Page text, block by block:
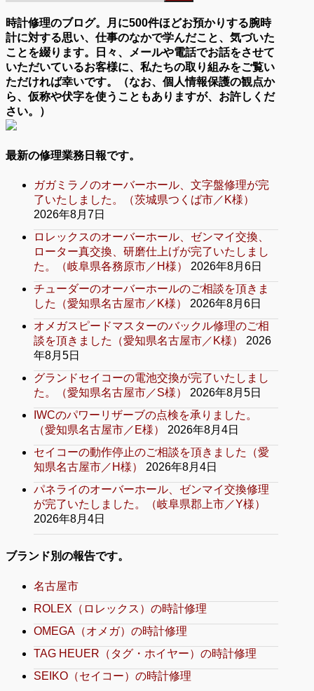
時計修理のブログ。月に500件ほどお預かりする腕時
計に対する思い、仕事のなかで学んだこと、気づいた
ことを綴ります。日々、メールや電話でお話をさせて
いただいているお客様に、私たちの取り組みをご覧い
ただければ幸いです。（なお、個人情報保護の観点か
ら、仮称や伏字を使うこともありますが、お許しくだ
さい。）
最新の修理業務日報です。
ガガミラノのオーバーホール、文字盤修理が完
了いたしました。（茨城県つくば市／K様）
2026年8月7日
ロレックスのオーバーホール、ゼンマイ交換、
ローター真交換、研磨仕上げが完了いたしまし
た。（岐阜県各務原市／H様）
2026年8月6日
チューダーのオーバーホールのご相談を頂きま
した（愛知県名古屋市／K様）
2026年8月6日
オメガスピードマスターのバックル修理のご相
談を頂きました（愛知県名古屋市／K様）
2026
年8月5日
グランドセイコーの電池交換が完了いたしまし
た。（愛知県名古屋市／S様）
2026年8月5日
IWCのパワーリザーブの点検を承りました。
（愛知県名古屋市／E様）
2026年8月4日
セイコーの動作停止のご相談を頂きました（愛
知県名古屋市／H様）
2026年8月4日
パネライのオーバーホール、ゼンマイ交換修理
が完了いたしました。（岐阜県郡上市／Y様）
2026年8月4日
ブランド別の報告です。
名古屋市
ROLEX（ロレックス）の時計修理
OMEGA（オメガ）の時計修理
TAG HEUER（タグ・ホイヤー）の時計修理
SEIKO（セイコー）の時計修理